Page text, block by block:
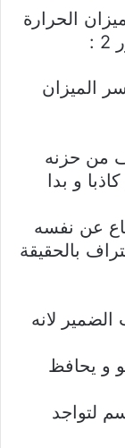
الحرارة
الميزان
من حزنه
و بدا
عن نفسه
بالحقيقة
لانه
و يحافظ
لتواجد